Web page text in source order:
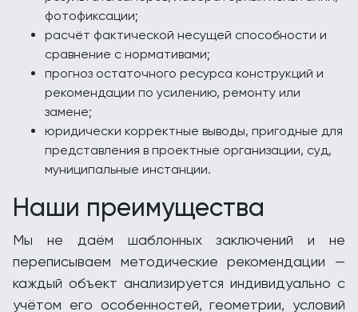
фотофиксации;
расчёт фактической несущей способности и
сравнение с нормативами;
прогноз остаточного ресурса конструкций и
рекомендации по усилению, ремонту или
замене;
юридически корректные выводы, пригодные для
представления в проектные организации, суд,
муниципальные инстанции.
Наши преимущества
Мы не даём шаблонных заключений и не
переписываем методические рекомендации —
каждый объект анализируется индивидуально с
учётом его особенностей, геометрии, условий